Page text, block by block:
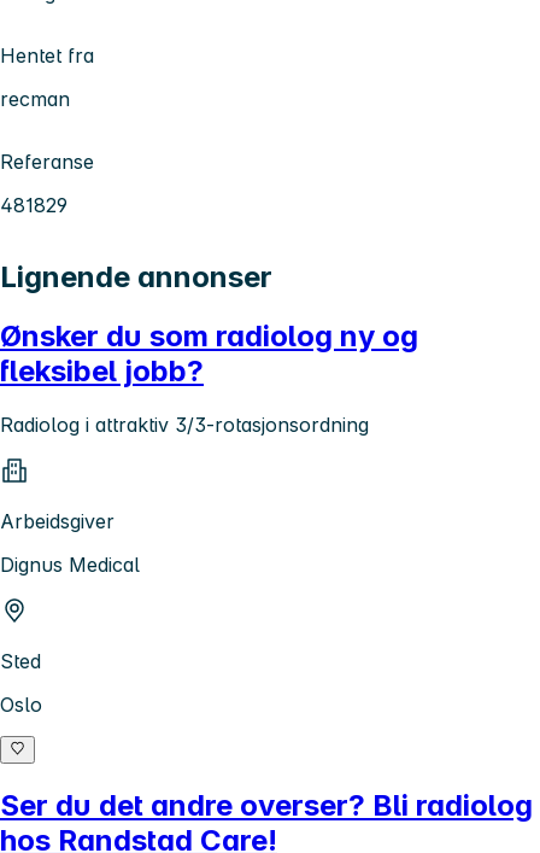
Hentet fra
recman
Referanse
481829
Lignende annonser
Ønsker du som radiolog ny og
fleksibel jobb?
Radiolog i attraktiv 3/3-rotasjonsordning
Arbeidsgiver
Dignus Medical
Sted
Oslo
Ser du det andre overser? Bli radiolog
hos Randstad Care!